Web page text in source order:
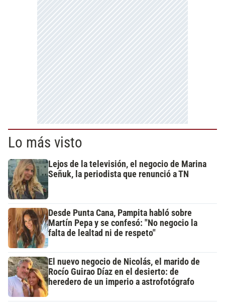
Lo más visto
Lejos de la televisión, el negocio de Marina
Señuk, la periodista que renunció a TN
Desde Punta Cana, Pampita habló sobre
Martín Pepa y se confesó: "No negocio la
falta de lealtad ni de respeto"
El nuevo negocio de Nicolás, el marido de
Rocío Guirao Díaz en el desierto: de
heredero de un imperio a astrofotógrafo